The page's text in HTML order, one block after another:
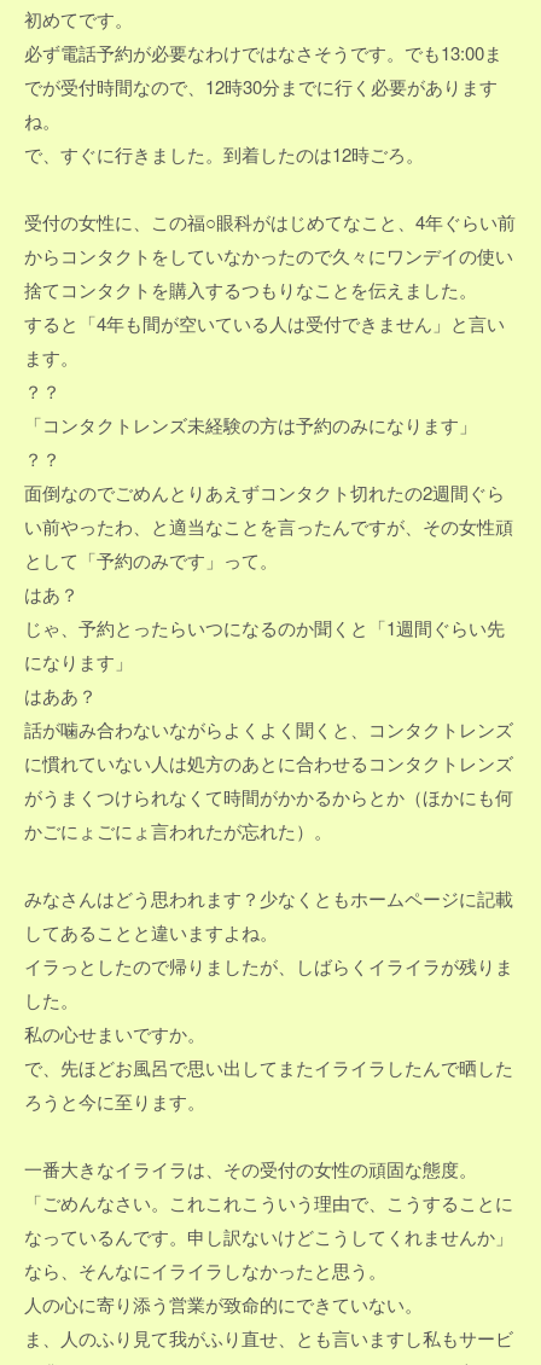
初めてです。
必ず電話予約が必要なわけではなさそうです。でも13:00ま
でが受付時間なので、12時30分までに行く必要があります
ね。
で、すぐに行きました。到着したのは12時ごろ。
受付の女性に、この福○眼科がはじめてなこと、4年ぐらい前
からコンタクトをしていなかったので久々にワンデイの使い
捨てコンタクトを購入するつもりなことを伝えました。
すると「4年も間が空いている人は受付できません」と言い
ます。
？？
「コンタクトレンズ未経験の方は予約のみになります」
？？
面倒なのでごめんとりあえずコンタクト切れたの2週間ぐら
い前やったわ、と適当なことを言ったんですが、その女性頑
として「予約のみです」って。
はあ？
じゃ、予約とったらいつになるのか聞くと「1週間ぐらい先
になります」
はああ？
話が噛み合わないながらよくよく聞くと、コンタクトレンズ
に慣れていない人は処方のあとに合わせるコンタクトレンズ
がうまくつけられなくて時間がかかるからとか（ほかにも何
かごにょごにょ言われたが忘れた）。
みなさんはどう思われます？少なくともホームページに記載
してあることと違いますよね。
イラっとしたので帰りましたが、しばらくイライラが残りま
した。
私の心せまいですか。
で、先ほどお風呂で思い出してまたイライラしたんで晒した
ろうと今に至ります。
一番大きなイライラは、その受付の女性の頑固な態度。
「ごめんなさい。これこれこういう理由で、こうすることに
なっているんです。申し訳ないけどこうしてくれませんか」
なら、そんなにイライラしなかったと思う。
人の心に寄り添う営業が致命的にできていない。
ま、人のふり見て我がふり直せ、とも言いますし私もサービ